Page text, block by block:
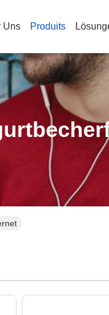
Uns Produits